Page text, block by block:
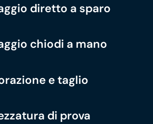
diretto a sparo
chiodi a mano
e taglio
di prova